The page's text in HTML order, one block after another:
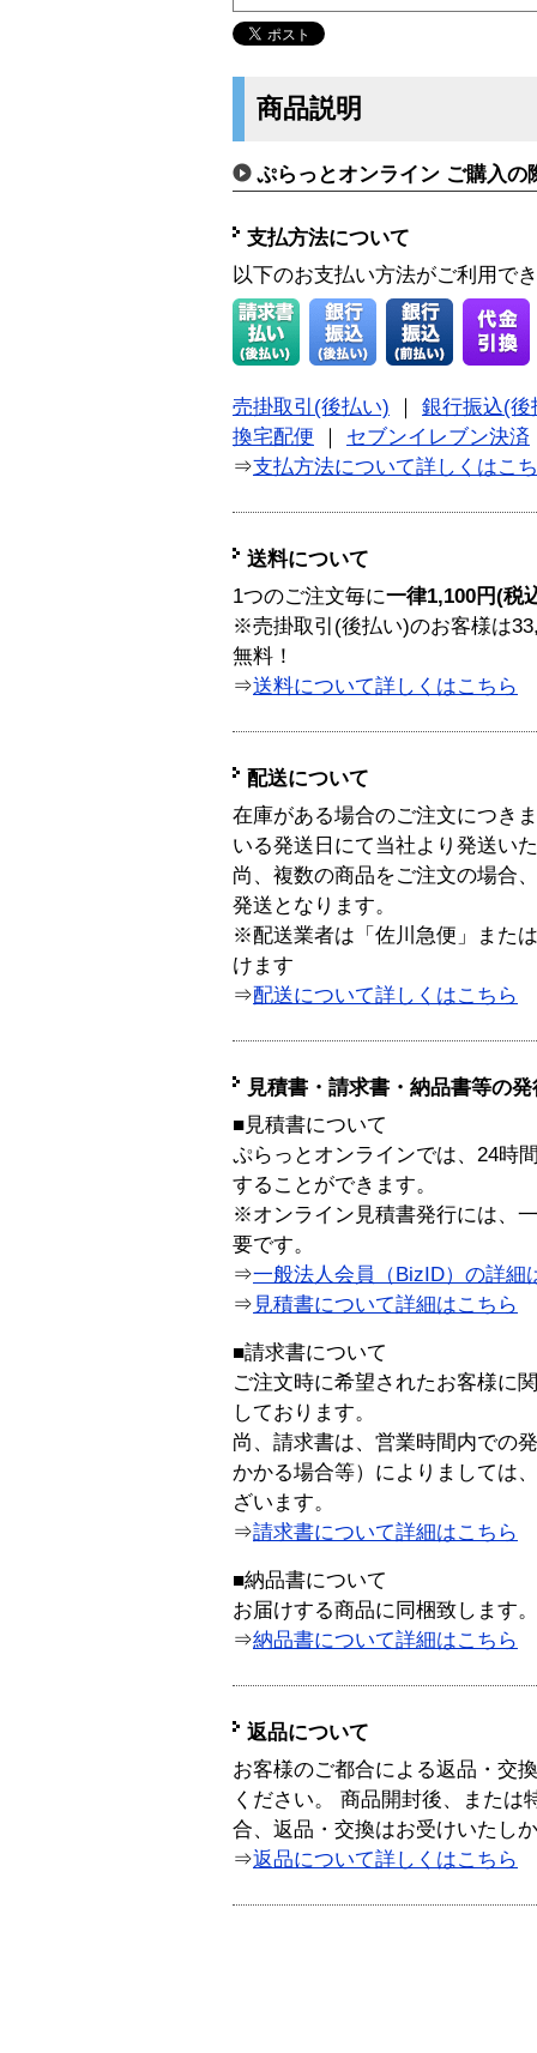
商品説明
ぷらっとオンライン ご購入の
支払方法について
以下のお支払い方法がご利用で
売掛取引(後払い)
銀行振込(後
換宅配便
セブンイレブン決済
⇒支払方法について詳しくはこ
送料について
1つのご注文毎に一律1,100円(税
※売掛取引(後払い)のお客様は
無料！
⇒送料について詳しくはこちら
配送について
在庫がある場合のご注文につき
いる発送日にて当社より発送い
尚、複数の商品をご注文の場合
発送となります。
※配送業者は「佐川急便」また
けます
⇒配送について詳しくはこちら
見積書・請求書・納品書等の
■見積書について
ぷらっとオンラインでは、24時
することができます。
※オンライン見積書発行には、
要です。
⇒一般法人会員（BizID）の詳細
⇒ 見積書について詳細はこちら
■請求書について
ご注文時に希望されたお客様に
しております。
尚、請求書は、営業時間内での
かかる場合等）によりましては
ざいます。
⇒請求書について詳細はこちら
■納品書について
お届けする商品に同梱致します。
⇒納品書について詳細はこちら
返品について
お客様のご都合による返品・交
ください。 商品開封後、または
合、返品・交換はお受けいたし
⇒返品について詳しくはこちら